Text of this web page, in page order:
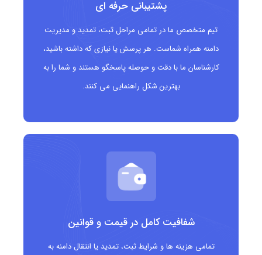
دامنه .shoes مناسب چه کسانی است؟
فروشگاه های آنلاین و حضوری کفش
برندهای تولیدکننده انواع کفش مردانه، زنانه و کودکان
کفش
استارتاپ ها و شرکت های فعال در صنعت مد و پوشاک
وب سایت های معرفی و بررسی محصولات کفش
فروشندگان لوازم جانبی مرتبط با کفش
تولیدکنندگان و توزیع کنندگان کفش ورزشی و تخصصی
پشتیبانی حرفه ای
تیم متخصص ما در تمامی مراحل ثبت، تمدید و مدیریت
دامنه همراه شماست. هر پرسش یا نیازی که داشته باشید،
کارشناسان ما با دقت و حوصله پاسخگو هستند و شما را به
بهترین شکل راهنمایی می کنند.
شفافیت کامل در قیمت و قوانین
تمامی هزینه ها و شرایط ثبت، تمدید یا انتقال دامنه به